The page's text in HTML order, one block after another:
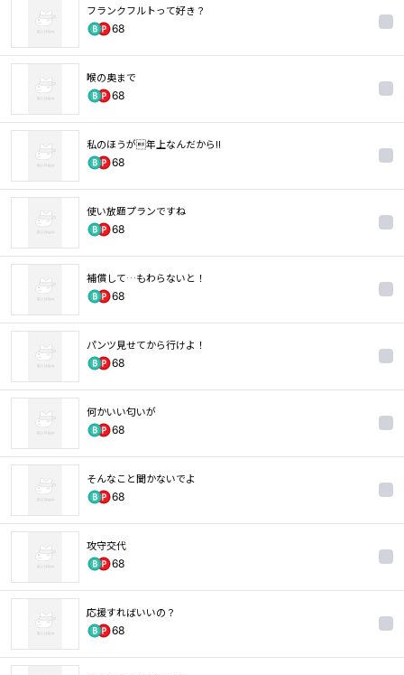
フランクフルトって好き？
68
喉の奥まで
68
私のほうが年上なんだから‼
68
使い放題プランですね
68
補償して…もわらないと！
68
パンツ見せてから行けよ！
68
何かいい匂いが
68
そんなこと聞かないでよ
68
攻守交代
68
応援すればいいの？
68